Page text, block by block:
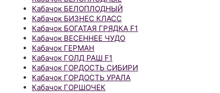
Кабачок БЕЛОПЛОДНЫЙ
Кабачок БИЗНЕС КЛАСС
Кабачок БОГАТАЯ ГРЯДКА F1
Кабачок ВЕСЕННЕЕ ЧУДО
Кабачок ГЕРМАН
Кабачок ГОЛД РАШ F1
Кабачок ГОРДОСТЬ СИБИРИ
Кабачок ГОРДОСТЬ УРАЛА
Кабачок ГОРШОЧЕК